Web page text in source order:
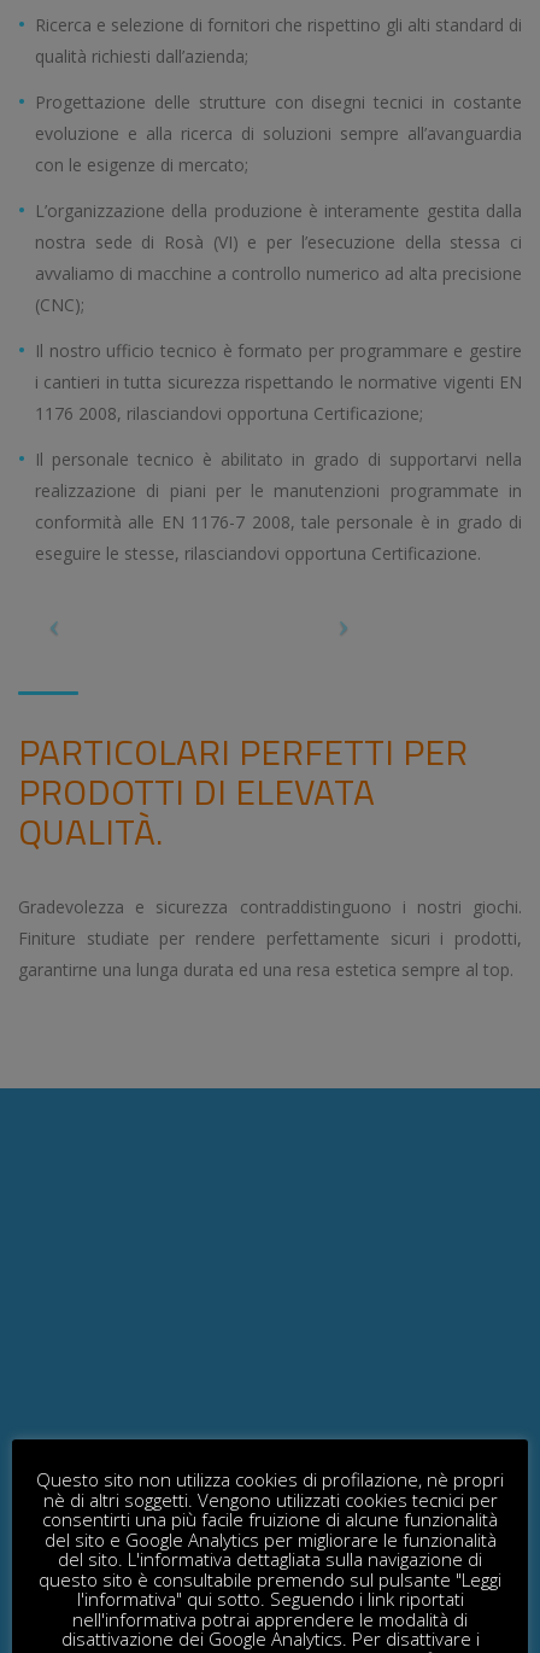
Ricerca e selezione di fornitori che rispettino gli alti standard di
qualità richiesti dall’azienda;
Progettazione delle strutture con disegni tecnici in costante
evoluzione e alla ricerca di soluzioni sempre all’avanguardia
con le esigenze di mercato;
L’organizzazione della produzione è interamente gestita dalla
nostra sede di Rosà (VI) e per l’esecuzione della stessa ci
avvaliamo di macchine a controllo numerico ad alta precisione
(CNC);
Il nostro ufficio tecnico è formato per programmare e gestire
i cantieri in tutta sicurezza rispettando le normative vigenti EN
1176 2008, rilasciandovi opportuna Certificazione;
Il personale tecnico è abilitato in grado di supportarvi nella
realizzazione di piani per le manutenzioni programmate in
conformità alle EN 1176-7 2008, tale personale è in grado di
eseguire le stesse, rilasciandovi opportuna Certificazione.
PARTICOLARI PERFETTI PER
PRODOTTI DI ELEVATA
QUALITÀ.
Gradevolezza e sicurezza contraddistinguono i nostri giochi.
Finiture studiate per rendere perfettamente sicuri i prodotti,
garantirne una lunga durata ed una resa estetica sempre al top.
Questo sito non utilizza cookies di profilazione, nè propri
nè di altri soggetti. Vengono utilizzati cookies tecnici per
consentirti una più facile fruizione di alcune funzionalità
del sito e Google Analytics per migliorare le funzionalità
del sito. L'informativa dettagliata sulla navigazione di
questo sito è consultabile premendo sul pulsante "Leggi
l'informativa" qui sotto. Seguendo i link riportati
nell'informativa potrai apprendere le modalità di
disattivazione dei Google Analytics. Per disattivare i